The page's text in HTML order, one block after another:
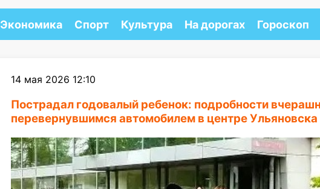
Экономика Спорт Культура На дорогах Гороскоп
14 мая 2026 12:10
Пострадал годовалый ребенок: подробности
перевернувшимся автомобилем в центре Ульяновска